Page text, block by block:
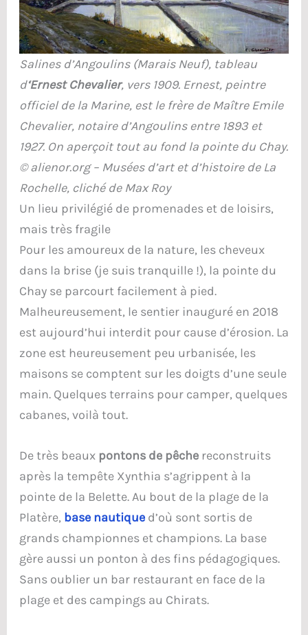
Salines d’Angoulins (Marais Neuf), tableau
d‘Ernest Chevalier, vers 1909. Ernest, peintre
officiel de la Marine, est le frère de Maître Emile
Chevalier, notaire d’Angoulins entre 1893 et
1927. On aperçoit tout au fond la pointe du Chay.
© alienor.org – Musées d’art et d’histoire de La
Rochelle, cliché de Max Roy
Un lieu privilégié de promenades et de loisirs,
mais très fragile
Pour les amoureux de la nature, les cheveux
dans la brise (je suis tranquille !), la pointe du
Chay se parcourt facilement à pied.
Malheureusement, le sentier inauguré en 2018
est aujourd’hui interdit pour cause d’érosion. La
zone est heureusement peu urbanisée, les
maisons se comptent sur les doigts d’une seule
main. Quelques terrains pour camper, quelques
cabanes, voilà tout.
De très beaux pontons de pêchereconstruits
après la tempête Xynthia s’agrippent à la
pointe de la Belette. Au bout de la plage de la
Platère, base nautiqued’où sont sortis de
grands championnes et champions. La base
gère aussi un ponton à des fins pédagogiques.
Sans oublier un bar restaurant en face de la
plage et des campings au Chirats.